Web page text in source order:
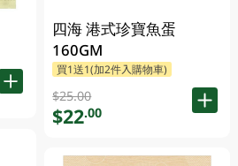
四海 港式珍寶魚蛋
160GM
買1送1(加2件入購物車)
$25.00
$22.00